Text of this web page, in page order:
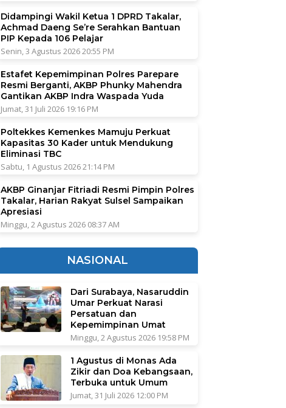
Didampingi Wakil Ketua 1 DPRD Takalar,
Achmad Daeng Se’re Serahkan Bantuan
PIP Kepada 106 Pelajar
Senin, 3 Agustus 2026 20:55 PM
Estafet Kepemimpinan Polres Parepare
Resmi Berganti, AKBP Phunky Mahendra
Gantikan AKBP Indra Waspada Yuda
Jumat, 31 Juli 2026 19:16 PM
Poltekkes Kemenkes Mamuju Perkuat
Kapasitas 30 Kader untuk Mendukung
Eliminasi TBC
Sabtu, 1 Agustus 2026 21:14 PM
AKBP Ginanjar Fitriadi Resmi Pimpin Polres
Takalar, Harian Rakyat Sulsel Sampaikan
Apresiasi
Minggu, 2 Agustus 2026 08:37 AM
NASIONAL
Dari Surabaya, Nasaruddin
Umar Perkuat Narasi
Persatuan dan
Kepemimpinan Umat
Minggu, 2 Agustus 2026 19:58 PM
1 Agustus di Monas Ada
Zikir dan Doa Kebangsaan,
Terbuka untuk Umum
Jumat, 31 Juli 2026 12:00 PM